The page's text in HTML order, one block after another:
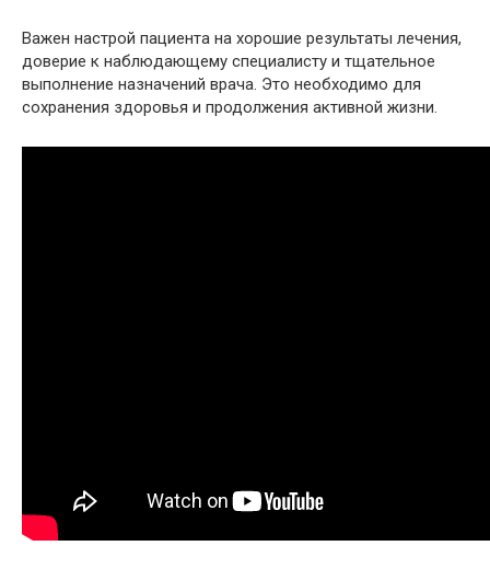
Важен настрой пациента на хорошие результаты лечения,
доверие к наблюдающему специалисту и тщательное
выполнение назначений врача. Это необходимо для
сохранения здоровья и продолжения активной жизни.